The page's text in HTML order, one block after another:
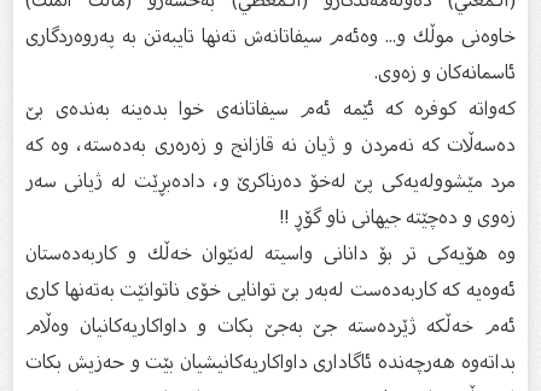
خاوەنی موڵك و... وەئەم سیفاتانەش تەنها تایبەتن بە پەروەردگاری
ئاسمانەكان و زەوی.
كەواتە كوفرە كە ئێمە ئەم سیفاتانەی خوا بدەینە بەندەی بێ‌
دەسەڵات كە نەمردن و ژیان نە قازانج و زەرەری بەدەستە، وە كە
مرد مێشوولەیەكی پێ‌ لەخۆ دەرناكرێ‌ و، دادەبڕێت لە ژیانی سەر
زەوی و دەچێتە جیهانی ناو گۆڕ !!
وە هۆیەكی تر بۆ دانانی واسیتە لەنێوان خەڵك و كاربەدەستان
ئەوەیە كە كاربەدەست لەبەر بێ‌ توانایی خۆی ناتوانێت بەتەنها كاری
ئەم خەڵكە ژێردەستە جێ‌ بەجێ‌ بكات و داواكاریەكانیان وەڵام
بداتەوە هەرچەندە ئاگاداری داواكاریەكانیشیان بێت و حەزیش بكات